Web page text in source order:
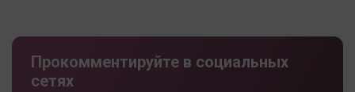
Прокомментируйте в социальных
сетях